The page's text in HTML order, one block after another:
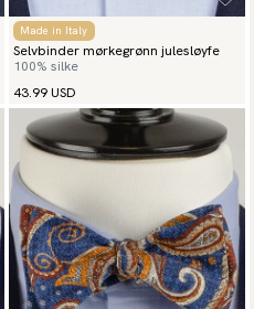
Made in Italy
Selvbinder mørkegrønn julesløyfe
100% silke
43.99 USD